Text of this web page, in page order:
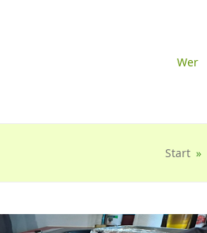
Wer
Start »